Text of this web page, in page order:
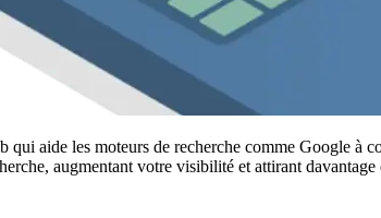
aide les moteurs de recherche comme Google à
augmentant votre visibilité et attirant